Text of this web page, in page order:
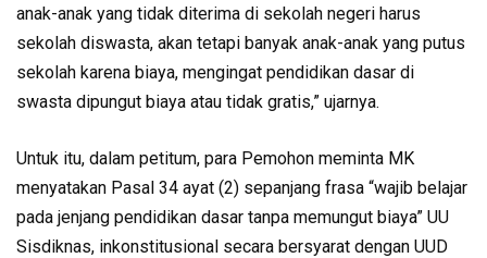
anak-anak yang tidak diterima di sekolah negeri harus
sekolah diswasta, akan tetapi banyak anak-anak yang putus
sekolah karena biaya, mengingat pendidikan dasar di
swasta dipungut biaya atau tidak gratis,” ujarnya.
Untuk itu, dalam petitum, para Pemohon meminta MK
menyatakan Pasal 34 ayat (2) sepanjang frasa “wajib belajar
pada jenjang pendidikan dasar tanpa memungut biaya” UU
Sisdiknas, inkonstitusional secara bersyarat dengan UUD